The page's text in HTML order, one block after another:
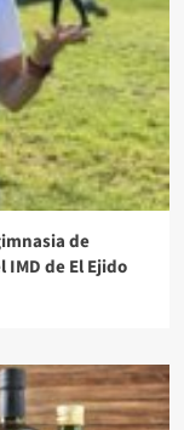
de
de El Ejido